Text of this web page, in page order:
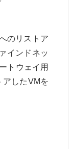
のリストア
インドネッ
トウェイ用
アしたVM を